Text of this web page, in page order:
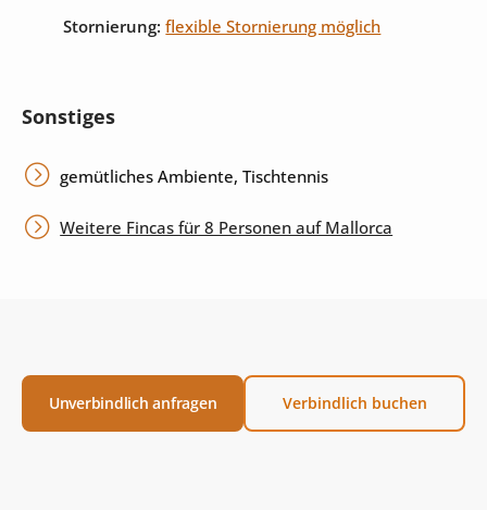
Stornierung: flexible Stornierung möglich
Sonstiges
gemütliches Ambiente, Tischtennis
Weitere Fincas für 8 Personen auf Mallorca
Unverbindlich anfragen Verbindlich buchen